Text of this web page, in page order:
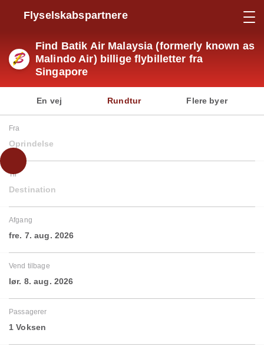
Flyselskabspartnere
Find Batik Air Malaysia (formerly known as
Malindo Air) billige flybilletter fra
Singapore
En vej Rundtur Flere byer
Fra
Oprindelse
Til
Destination
Afgang
fre. 7. aug. 2026
Vend tilbage
lør. 8. aug. 2026
Passagerer
1 Voksen